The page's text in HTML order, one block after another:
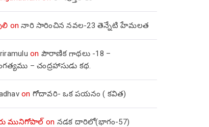
onనారి సారించిన నవల-23 తెన్నేటి హేమలత
on పౌరాణిక గాథలు -18 –
– చంద్రహాసుడు కథ.
on గోదావరి- ఒక పయనం ( కవిత)
మునిగోపాల్on నడక దారిలో(భాగం-57)